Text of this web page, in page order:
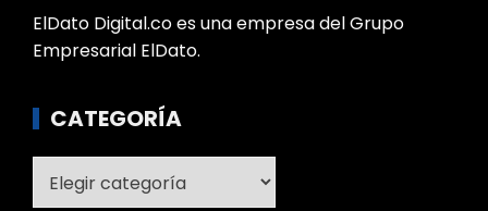
ElDato Digital.co es una empresa del Grupo
Empresarial ElDato.
CATEGORÍA